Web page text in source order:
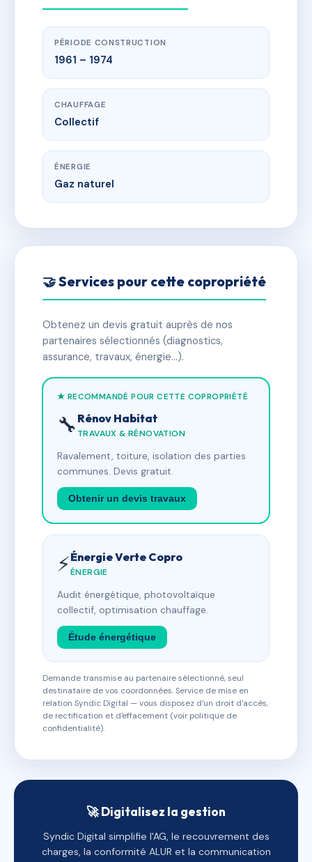
PÉRIODE CONSTRUCTION
1961 – 1974
CHAUFFAGE
Collectif
ÉNERGIE
Gaz naturel
🤝 Services pour cette copropriété
Obtenez un devis gratuit auprès de nos
partenaires sélectionnés (diagnostics,
assurance, travaux, énergie…).
★ RECOMMANDÉ POUR CETTE COPROPRIÉTÉ
🔧 Rénov Habitat
TRAVAUX & RÉNOVATION
Ravalement, toiture, isolation des parties
communes. Devis gratuit.
Obtenir un devis travaux
⚡Énergie Verte Copro
ÉNERGIE
Audit énergétique, photovoltaïque
collectif, optimisation chauffage.
Étude énergétique
Demande transmise au partenaire sélectionné, seul
destinataire de vos coordonnées. Service de mise en
relation Syndic Digital — vous disposez d'un droit d'accès,
de rectification et d'effacement (voir politique de
confidentialité).
🚀 Digitalisez la gestion
Syndic Digital simplifie l'AG, le recouvrement des
charges, la conformité ALUR et la communication